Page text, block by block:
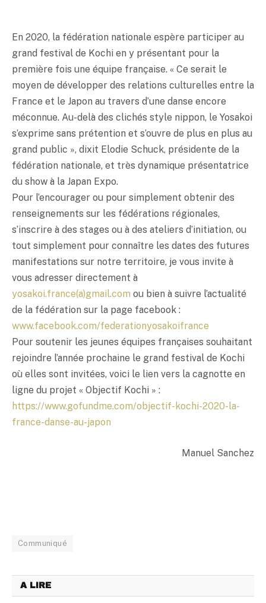
En 2020, la fédération nationale espère participer au
grand festival de Kochi en y présentant pour la
première fois une équipe française. « Ce serait le
moyen de développer des relations culturelles entre la
France et le Japon au travers d’une danse encore
méconnue. Au-delà des clichés style nippon, le Yosakoi
s’exprime sans prétention et s’ouvre de plus en plus au
grand public », dixit Elodie Schuck, présidente de la
fédération nationale, et très dynamique présentatrice
du show à la Japan Expo.
Pour l’encourager ou pour simplement obtenir des
renseignements sur les fédérations régionales,
s’inscrire à des stages ou à des ateliers d’initiation, ou
tout simplement pour connaître les dates des futures
manifestations sur notre territoire, je vous invite à
vous adresser directement à
yosakoi.france(a)gmail.com ou bien à suivre l’actualité
de la fédération sur la page facebook :
www.facebook.com/federationyosakoifrance
Pour soutenir les jeunes équipes françaises souhaitant
rejoindre l’année prochaine le grand festival de Kochi
où elles sont invitées, voici le lien vers la cagnotte en
ligne du projet « Objectif Kochi » :
https://www.gofundme.com/objectif-kochi-2020-la-
france-danse-au-japon
Manuel Sanchez
Communiqué
A LIRE